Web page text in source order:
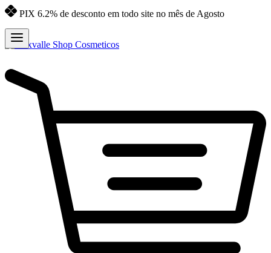
PIX 6.2% de desconto em todo site no mês de Agosto